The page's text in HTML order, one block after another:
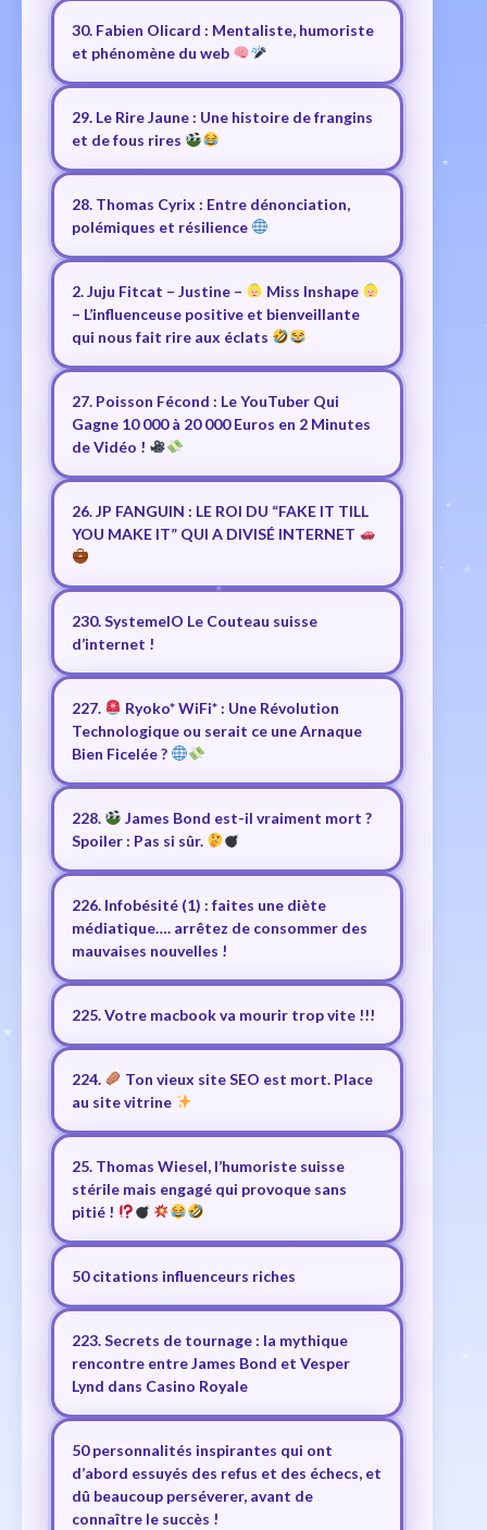
30. Fabien Olicard : Mentaliste, humoriste
et phénomène du web
29. Le Rire Jaune : Une histoire de frangins
et de fous rires
28. Thomas Cyrix : Entre dénonciation,
polémiques et résilience
2. Juju Fitcat – Justine –
Miss Inshape
– L’influenceuse positive et bienveillante
qui nous fait rire aux éclats
27. Poisson Fécond : Le YouTuber Qui
Gagne 10 000 à 20 000 Euros en 2 Minutes
de Vidéo !
26. JP FANGUIN : LE ROI DU “FAKE IT TILL
YOU MAKE IT” QUI A DIVISÉ INTERNET
230. SystemeIO Le Couteau suisse
d’internet !
227.
Ryoko* WiFi* : Une Révolution
Technologique ou serait ce une Arnaque
Bien Ficelée ?
228.
James Bond est-il vraiment mort ?
Spoiler : Pas si sûr.
226. Infobésité (1) : faites une diète
médiatique…. arrêtez de consommer des
mauvaises nouvelles !
225. Votre macbook va mourir trop vite !!!
224.
Ton vieux site SEO est mort. Place
au site vitrine
25. Thomas Wiesel, l’humoriste suisse
stérile mais engagé qui provoque sans
pitié !
50 citations influenceurs riches
223. Secrets de tournage : la mythique
rencontre entre James Bond et Vesper
Lynd dans Casino Royale
50 personnalités inspirantes qui ont
d’abord essuyés des refus et des échecs, et
dû beaucoup perséverer, avant de
connaître le succès !